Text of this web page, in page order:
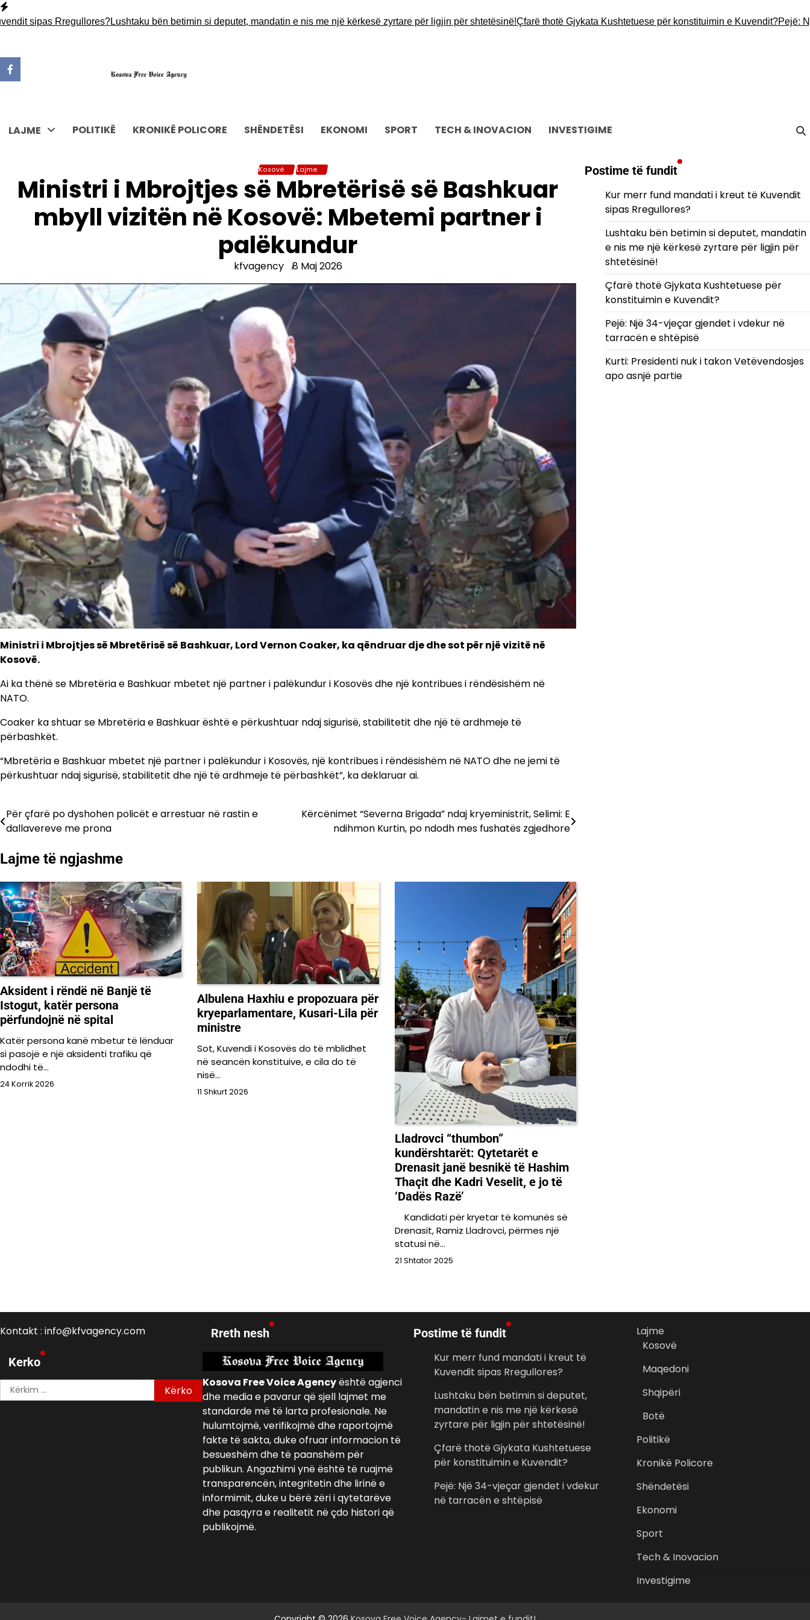
Skip
to
Rregullores? Lushtaku bën betimin si deputet, mandatin e nis me një kërkesë zyrtare për ligjin për shtetësinë!Çfarë thotë Gjykata Kushtetuese për konstituimin e Kuvendit?Pejë: Një
LAJME POLITIKË KRONIKË POLICORE SHËNDETËSI EKONOMI SPORT TECH & INOVACION INVESTIGIME
Kosovë Lajme
Ministri i Mbrojtjes së Mbretërisë së Bashkuar
mbyll vizitën në Kosovë: Mbetemi partner i
palëkundur
kfvagency 8 Maj 2026
Ministri i Mbrojtjes së Mbretërisë së Bashkuar, Lord Vernon Coaker, ka qëndruar dje dhe sot për një vizitë në
Kosovë.
Ai ka thënë se Mbretëria e Bashkuar mbetet një partner i palëkundur i Kosovës dhe një kontribues i rëndësishëm në
NATO.
Coaker ka shtuar se Mbretëria e Bashkuar është e përkushtuar ndaj sigurisë, stabilitetit dhe një të ardhmeje të
përbashkët.
“Mbretëria e Bashkuar mbetet një partner i palëkundur i Kosovës, një kontribues i rëndësishëm në NATO dhe ne jemi të
përkushtuar ndaj sigurisë, stabilitetit dhe një të ardhmeje të përbashkët”, ka deklaruar ai.
Lëvizje
postimet
Për çfarë po dyshohen policët e arrestuar në rastin e
dallavereve me prona
Kërcënimet “Severna Brigada” ndaj kryeministrit, Selimi: E
ndihmon Kurtin, po ndodh mes fushatës zgjedhore
Lajme të ngjashme
Aksident i rëndë në Banjë të
Istogut, katër persona
përfundojnë në spital
Katër persona kanë mbetur të lënduar
si pasojë e një aksidenti trafiku që
ndodhi të…
24 Korrik 2026
Albulena Haxhiu e propozuara për
kryeparlamentare, Kusari-Lila për
ministre
Sot, Kuvendi i Kosovës do të mblidhet
në seancën konstituive, e cila do të
nisë…
11 Shkurt 2026
Lladrovci “thumbon”
kundërshtarët: Qytetarët e
Drenasit janë besnikë të Hashim
Thaçit dhe Kadri Veselit, e jo të
‘Dadës Razë’
Kandidati për kryetar të komunës së
Drenasit, Ramiz Lladrovci, përmes një
statusi në…
21 Shtator 2025
Postime të fundit
Kur merr fund mandati i kreut të Kuvendit
sipas Rregullores?
Lushtaku bën betimin si deputet, mandatin
e nis me një kërkesë zyrtare për ligjin për
shtetësinë!
Çfarë thotë Gjykata Kushtetuese për
konstituimin e Kuvendit?
Pejë: Një 34-vjeçar gjendet i vdekur në
tarracën e shtëpisë
Kurti: Presidenti nuk i takon Vetëvendosjes
apo asnjë partie
Kontakt : info@kfvagency.com
Kerko
Kërko
për:
Rreth nesh
Kosova Free Voice Agencyështë agjenci
dhe media e pavarur që sjell lajmet me
standarde më të larta profesionale. Ne
hulumtojmë, verifikojmë dhe raportojmë
fakte të sakta, duke ofruar informacion të
besueshëm dhe të paanshëm për
publikun. Angazhimi ynë është të ruajmë
transparencën, integritetin dhe lirinë e
informimit, duke u bërë zëri i qytetarëve
dhe pasqyra e realitetit në çdo histori që
publikojmë.
Postime të fundit
Kur merr fund mandati i kreut të
Kuvendit sipas Rregullores?
Lushtaku bën betimin si deputet,
mandatin e nis me një kërkesë
zyrtare për ligjin për shtetësinë!
Çfarë thotë Gjykata Kushtetuese
për konstituimin e Kuvendit?
Pejë: Një 34-vjeçar gjendet i vdekur
në tarracën e shtëpisë
Lajme
Kosovë
Maqedoni
Shqipëri
Botë
Politikë
Kronikë Policore
Shëndetësi
Ekonomi
Sport
Tech & Inovacion
Investigime